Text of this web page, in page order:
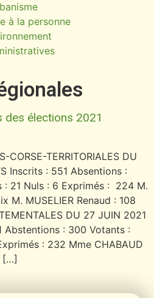
à la personne
des élections 2021
CORSE-TERRITORIALES DU
Inscrits : 551 Absentions :
: 21 Nuls : 6 Exprimés : 224 M.
M. MUSELIER Renaud : 108
DU 27 JUIN 2021
Abstentions : 300 Votants :
: 232 Mme CHABAUD
[…]